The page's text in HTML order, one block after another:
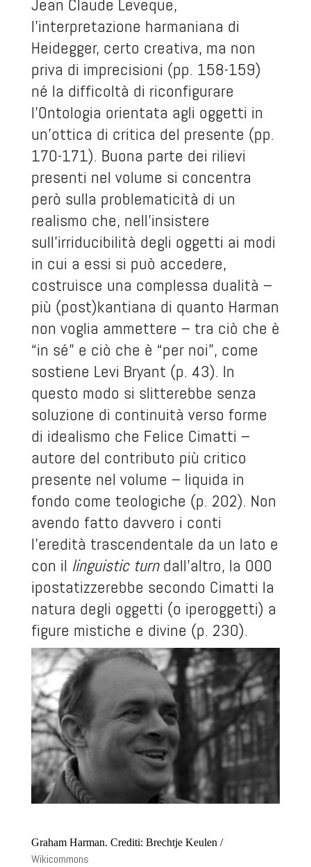
Jean Claude Leveque,
l’interpretazione harmaniana di
Heidegger, certo creativa, ma non
priva di imprecisioni (pp. 158-159)
né la difficoltà di riconfigurare
l’Ontologia orientata agli oggetti in
un’ottica di critica del presente (pp.
170-171). Buona parte dei rilievi
presenti nel volume si concentra
però sulla problematicità di un
realismo che, nell’insistere
sull’irriducibilità degli oggetti ai modi
in cui a essi si può accedere,
costruisce una complessa dualità –
più (post)kantiana di quanto Harman
non voglia ammettere – tra ciò che è
“in sé” e ciò che è “per noi”, come
sostiene Levi Bryant (p. 43). In
questo modo si slitterebbe senza
soluzione di continuità verso forme
di idealismo che Felice Cimatti –
autore del contributo più critico
presente nel volume – liquida in
fondo come teologiche (p. 202). Non
avendo fatto davvero i conti
l’eredità trascendentale da un lato e
con il linguistic turndall’altro, la OOO
ipostatizzerebbe secondo Cimatti la
natura degli oggetti (o iperoggetti) a
figure mistiche e divine (p. 230).
Graham Harman. Crediti: Brechtje Keulen /
Wikicommons